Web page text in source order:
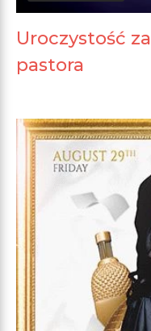
Uroczystość
pastora